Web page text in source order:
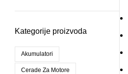
Kategorije proizvoda
Akumulatori
Cerade Za Motore